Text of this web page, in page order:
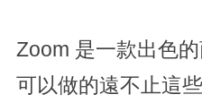
Zoom 是一款出色
可以做的遠不止這